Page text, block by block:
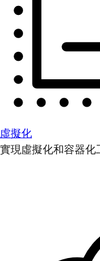
虛擬化
實現虛擬化和容器化